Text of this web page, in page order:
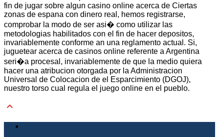
fin de jugar sobre algun casino online acerca de Ciertas
zonas de espana con dinero real, hemos registrarse,
comprobar la modo de ser asi� como utilizar las
metodologias habilitados con el fin de hacer depositos,
invariablemente conforme an una reglamento actual. Si,
juguetear acerca de casinos online referente a Argentina
seri�a procesal, invariablemente de que la medio quiera
hacer una atribucion otorgada por la Administracion
Universal de Colocacion de el Esparcimiento (DGOJ),
nuestro torso cual regula el juego online en el pueblo.
